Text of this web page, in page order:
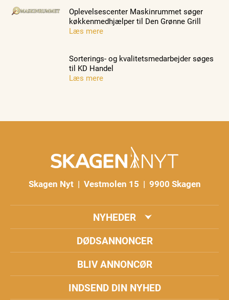
Oplevelsescenter Maskinrummet søger
køkkenmedhjælper til Den Grønne Grill
Læs mere
Sorterings- og kvalitetsmedarbejder søges
til KD Handel
Læs mere
Skagen Nyt | Vestmolen 15 | 9900 Skagen
NYHEDER
DØDSANNONCER
BLIV ANNONCØR
INDSEND DIN NYHED